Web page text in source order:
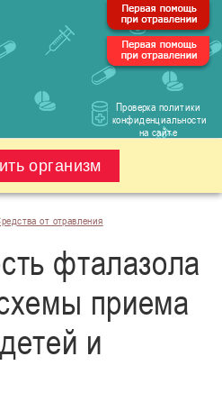
Проверка политики
конфиденциальности
на сайте
организм
от отравления
фталазола
приема
и